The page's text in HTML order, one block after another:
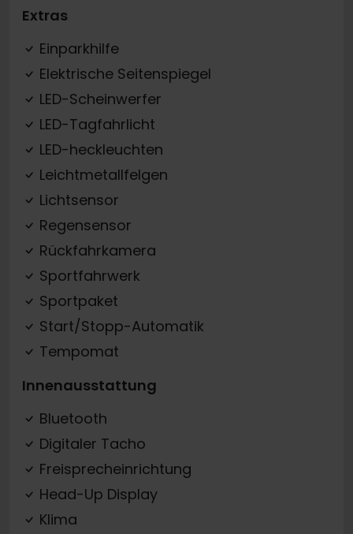
Extras
Einparkhilfe
Elektrische Seitenspiegel
LED-Scheinwerfer
LED-Tagfahrlicht
LED-heckleuchten
Leichtmetallfelgen
Lichtsensor
Regensensor
Rückfahrkamera
Sportfahrwerk
Sportpaket
Start/Stopp-Automatik
Tempomat
Innenausstattung
Bluetooth
Digitaler Tacho
Freisprecheinrichtung
Head-Up Display
Klima